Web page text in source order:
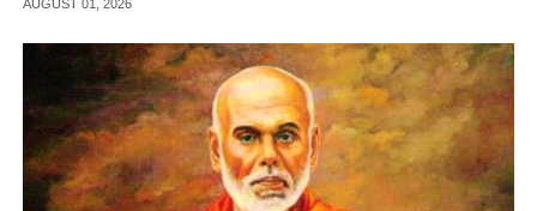
AUGUST 01, 2026